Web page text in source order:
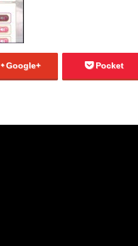
Google+ Pocket